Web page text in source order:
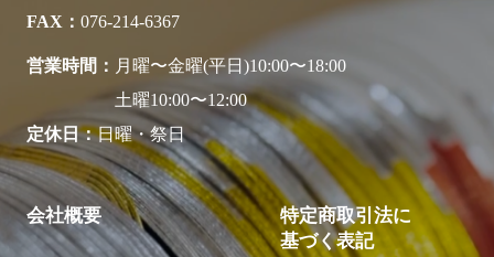
FAX
076-214-6367
営業時間
月曜〜金曜(平日)10:00〜18:00
土曜10:00〜12:00
定休日
日曜・祭日
会社概要
特定商取引法に
基づく表記